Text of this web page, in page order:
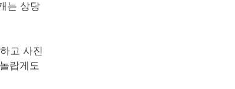
는 상당
고 사진
랍게도